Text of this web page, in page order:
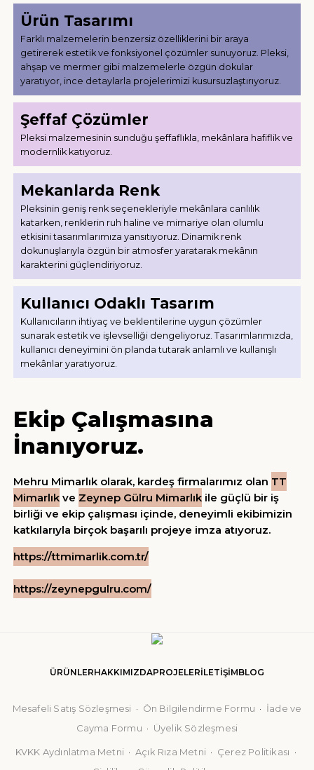
Ürün Tasarımı
Farklı malzemelerin benzersiz özelliklerini bir araya
getirerek estetik ve fonksiyonel çözümler sunuyoruz. Pleksi,
ahşap ve mermer gibi malzemelerle özgün dokular
yaratıyor, ince detaylarla projelerimizi kusursuzlaştırıyoruz.
Şeffaf Çözümler
Pleksi malzemesinin sunduğu şeffaflıkla, mekânlara hafiflik ve
modernlik katıyoruz.
Mekanlarda Renk
Pleksinin geniş renk seçenekleriyle mekânlara canlılık
katarken, renklerin ruh haline ve mimariye olan olumlu
etkisini tasarımlarımıza yansıtıyoruz. Dinamik renk
dokunuşlarıyla özgün bir atmosfer yaratarak mekânın
karakterini güçlendiriyoruz.
Kullanıcı Odaklı Tasarım
Kullanıcıların ihtiyaç ve beklentilerine uygun çözümler
sunarak estetik ve işlevselliği dengeliyoruz. Tasarımlarımızda,
kullanıcı deneyimini ön planda tutarak anlamlı ve kullanışlı
mekânlar yaratıyoruz.
Ekip Çalışmasına
İnanıyoruz.
Mehru Mimarlık olarak, kardeş firmalarımız olan TT
Mimarlık ve Zeynep Gülru Mimarlık ile güçlü bir iş
birliği ve ekip çalışması içinde, deneyimli ekibimizin
katkılarıyla birçok başarılı projeye imza atıyoruz.
https://ttmimarlik.com.tr/
https://zeynepgulru.com/
ÜRÜNLERHAKKIMIZDAPROJELERİLETİŞİMBLOG
Mesafeli Satış Sözleşmesi · Ön Bilgilendirme Formu · İade ve
Cayma Formu · Üyelik Sözleşmesi
KVKK Aydınlatma Metni ·Açık Rıza Metni · Çerez Politikası ·